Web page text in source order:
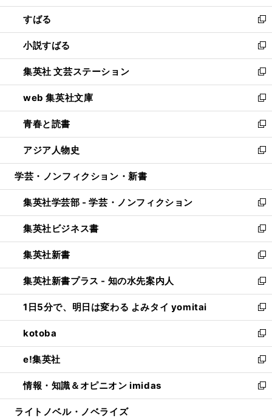
開
く
ウ
で
開
く
ン
ド
ウ
で
開
く
すばる
新
し
い
ウ
ィ
ン
ド
ウ
で
開
く
小説すばる
新
し
い
ウ
ィ
ン
ド
ウ
で
開
集英社 文芸ステーション
新
し
い
ウ
ィ
ン
ド
ウ
開
く
web 集英社文庫
新
し
い
ウ
ィ
ン
ウ
で
開
く
青春と読書
新
し
い
ウ
ン
ド
ウ
で
開
く
アジア人物史
新
し
ウ
ィ
ン
ド
ウ
で
開
く
学芸・ノンフィクション・新書
集英社学芸部 - 学芸・ノンフィクション
新
し
い
ウ
ィ
ン
ド
ウ
で
開
く
集英社ビジネス書
新
し
い
ウ
ィ
ン
ド
ウ
で
開
く
集英社新書
新
し
い
ウ
ィ
ン
ド
ウ
で
開
く
集英社新書プラス - 知の水先案内人
新
し
い
ウ
ィ
ン
ド
ウ
で
開
1日5分で、明日は変わる よみタイ yomitai
新
し
い
ウ
ィ
ン
ド
ウ
kotoba
新
し
い
ウ
ィ
ン
e!集英社
新
し
い
ウ
情報・知識＆オピニオン imidas
新
し
ライトノベル・ノベライズ